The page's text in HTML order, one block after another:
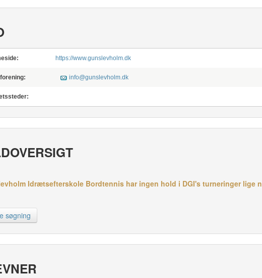
https://www.gunslevholm.dk
info@gunslevholm.dk
Idrætsefterskole Bordtennis har ingen hold i DGI's turneringer lige
søgning